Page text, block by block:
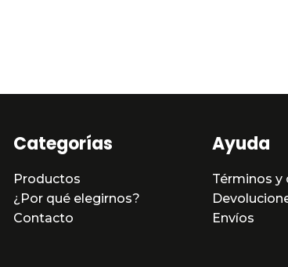
Categorías
Productos
¿Por qué elegirnos?
Contacto
Ayuda
Términos y
Envíos